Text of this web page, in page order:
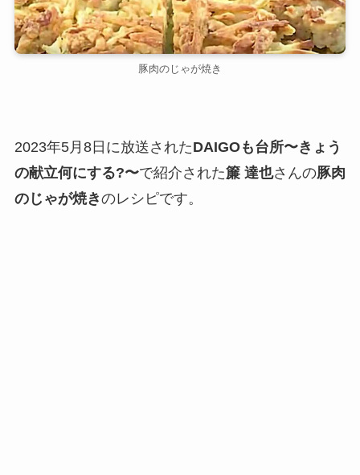
豚肉のじゃが焼き
2023年5月8日に放送されたDAIGOも台所〜きょう
の献立何にする?〜で紹介された簾 達也さんの豚肉
のじゃが焼きのレシピです。